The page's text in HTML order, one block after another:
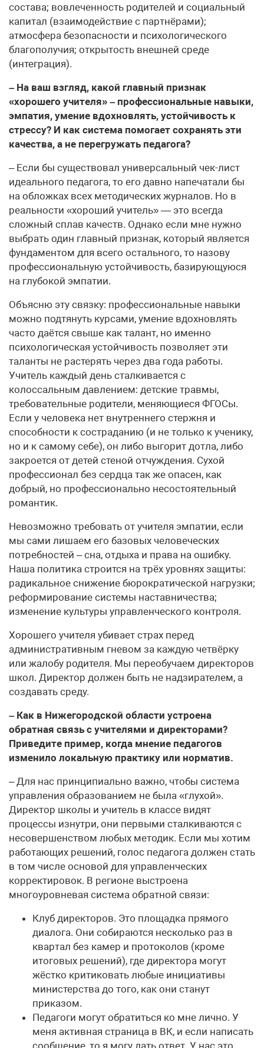
состава; вовлеченность родителей и социальный
капитал (взаимодействие с партнёрами);
атмосфера безопасности и психологического
благополучия; открытость внешней среде
(интеграция).
– На ваш взгляд, какой главный признак
«хорошего учителя» – профессиональные навыки,
эмпатия, умение вдохновлять, устойчивость к
стрессу? И как система помогает сохранять эти
качества, а не перегружать педагога?
– Если бы существовал универсальный чек-лист
идеального педагога, то его давно напечатали бы
на обложках всех методических журналов. Но в
реальности «хороший учитель» — это всегда
сложный сплав качеств. Однако если мне нужно
выбрать один главный признак, который является
фундаментом для всего остального, то назову
профессиональную устойчивость, базирующуюся
на глубокой эмпатии.
Объясню эту связку: профессиональные навыки
можно подтянуть курсами, умение вдохновлять
часто даётся свыше как талант, но именно
психологическая устойчивость позволяет эти
таланты не растерять через два года работы.
Учитель каждый день сталкивается с
колоссальным давлением: детские травмы,
требовательные родители, меняющиеся ФГОСы.
Если у человека нет внутреннего стержня и
способности к состраданию (и не только к ученику,
но и к самому себе), он либо выгорит дотла, либо
закроется от детей стеной отчуждения. Сухой
профессионал без сердца так же опасен, как
добрый, но профессионально несостоятельный
романтик.
Невозможно требовать от учителя эмпатии, если
мы сами лишаем его базовых человеческих
потребностей – сна, отдыха и права на ошибку.
Наша политика строится на трёх уровнях защиты:
радикальное снижение бюрократической нагрузки;
реформирование системы наставничества;
изменение культуры управленческого контроля.
Хорошего учителя убивает страх перед
административным гневом за каждую четвёрку
или жалобу родителя. Мы переобучаем директоров
школ. Директор должен быть не надзирателем, а
создавать среду.
– Как в Нижегородской области устроена
обратная связь с учителями и директорами?
Приведите пример, когда мнение педагогов
изменило локальную практику или норматив.
– Для нас принципиально важно, чтобы система
управления образованием не была «глухой».
Директор школы и учитель в классе видят
процессы изнутри, они первыми сталкиваются с
несовершенством любых методик. Если мы хотим
работающих решений, голос педагога должен стать
в том числе основой для управленческих
корректировок. В регионе выстроена
многоуровневая система обратной связи:
Клуб директоров. Это площадка прямого
диалога. Они собираются несколько раз в
квартал без камер и протоколов (кроме
итоговых решений), где директора могут
жёстко критиковать любые инициативы
министерства до того, как они станут
приказом.
Педагоги могут обратиться ко мне лично. У
меня активная страница в ВК, и если написать
сообщение, то я могу дать ответ. У нас это